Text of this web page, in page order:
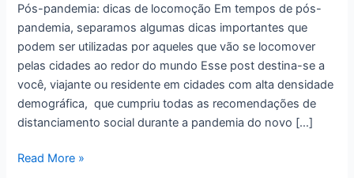
Pós-pandemia: dicas de locomoção Em tempos de pós-
pandemia, separamos algumas dicas importantes que
podem ser utilizadas por aqueles que vão se locomover
pelas cidades ao redor do mundo Esse post destina-se a
você, viajante ou residente em cidades com alta densidade
demográfica, que cumpriu todas as recomendações de
distanciamento social durante a pandemia do novo […]
Read More »